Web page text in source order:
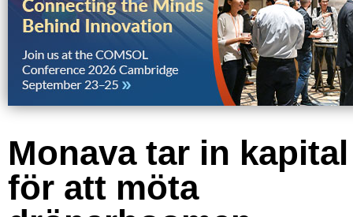
Monava tar in kapital
för att möta